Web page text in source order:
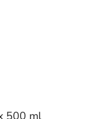
500 ml